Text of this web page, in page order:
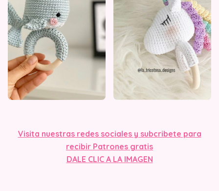
Visita nuestras redes sociales y subcribete para
recibir Patrones gratis
DALE CLIC A LA IMAGEN